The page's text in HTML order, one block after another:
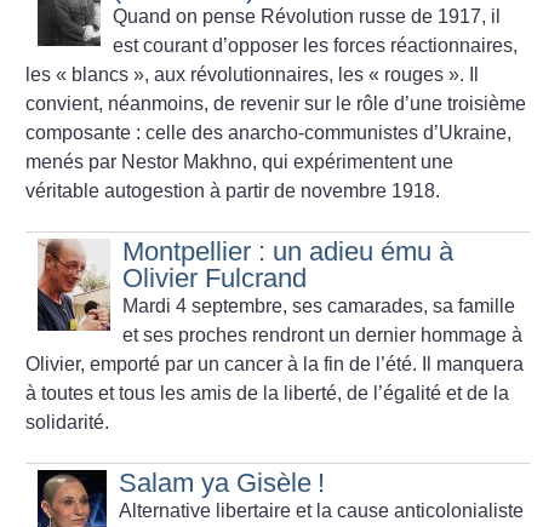
Quand on pense Révolution russe de 1917, il
est courant d’opposer les forces réactionnaires,
les « blancs », aux révolutionnaires, les « rouges ». Il
convient, néanmoins, de revenir sur le rôle d’une troisième
composante : celle des anarcho-communistes d’Ukraine,
menés par Nestor Makhno, qui expérimentent une
véritable autogestion à partir de novembre 1918.
Montpellier : un adieu ému à
Olivier Fulcrand
Mardi 4 septembre, ses camarades, sa famille
et ses proches rendront un dernier hommage à
Olivier, emporté par un cancer à la fin de l’été. Il manquera
à toutes et tous les amis de la liberté, de l’égalité et de la
solidarité.
Salam ya Gisèle !
Alternative libertaire et la cause anticolonialiste